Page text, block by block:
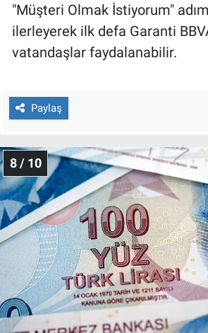
"Müşteri Olmak İstiyorum"
ilerleyerek ilk defa Garanti
vatandaşlar faydalanabilir.
Paylaş
8 / 10